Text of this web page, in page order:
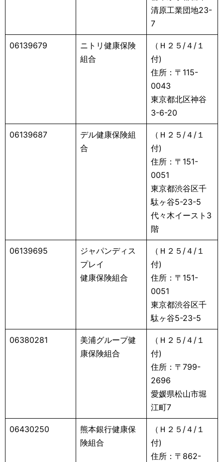
清原工業団地23-
7
06139679
ニトリ健康保険
組合
（Ｈ２５/４/１
付)
住所：〒115-
0043
東京都北区神谷
3-6-20
06139687
デル健康保険組
合
（Ｈ２５/４/１
付)
住所：〒151-
0051
東京都渋谷区千
駄ヶ谷5-23-5
代々木イースト3
階
06139695
ジャパンディス
プレイ
健康保険組合
（Ｈ２５/４/１
付)
住所：〒151-
0051
東京都渋谷区千
駄ヶ谷5-23-5
06380281
美浦グループ健
康保険組合
（Ｈ２５/４/１
付)
住所：〒799-
2696
愛媛県松山市堀
江町7
06430250
熊本銀行健康保
険組合
（Ｈ２５/４/１
付)
住所：〒862-